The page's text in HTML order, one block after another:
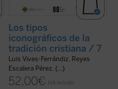
Los tipos
iconográficos de la
tradición cristiana / 7
Luis Vives-Ferrándiz, Reyes
Escalera Pérez, (...)
52,00€ IVA incluido